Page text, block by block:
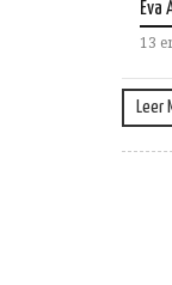
Eva
13
Leer